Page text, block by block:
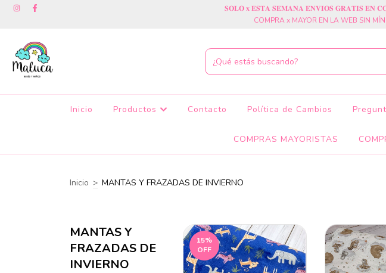
𝐒𝐎𝐋𝐎 𝐱 𝐄𝐒𝐓𝐀 𝐒𝐄𝐌𝐀𝐍𝐀 𝐄𝐍𝐕𝐈𝐎𝐒 𝐆𝐑𝐀𝐓𝐈𝐒 𝐄𝐍
COMPRA x MAYOR EN LA WEB SIN
Inicio Productos Contacto Política de Cambios
COMPRAS MAYORISTAS
Inicio > MANTAS Y FRAZADAS DE INVIERNO
MANTAS Y
FRAZADAS DE
INVIERNO
15%
OFF